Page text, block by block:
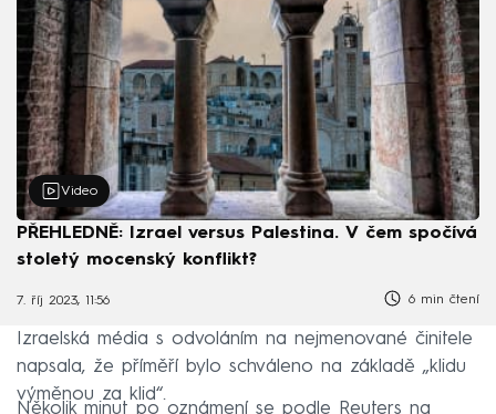
Video
PŘEHLEDNĚ: Izrael versus Palestina. V čem spočívá
stoletý mocenský konflikt?
7. říj 2023, 11:56 6 min čtení
Izraelská média s odvoláním na nejmenované činitele
napsala, že příměří bylo schváleno na základě „klidu
výměnou za klid“.
Několik minut po oznámení se podle Reuters na